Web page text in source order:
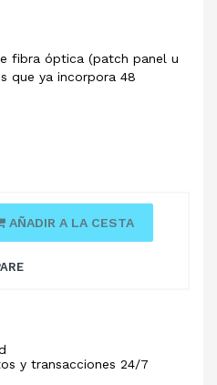
fibra óptica (patch panel u
que ya incorpora 48
AÑADIR A LA CESTA
y transacciones 24/7